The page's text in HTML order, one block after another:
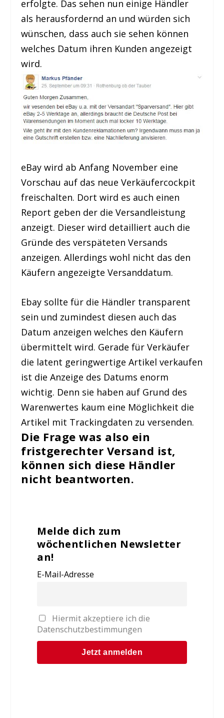
erfolgte. Das sehen nun einige Händler
als herausfordernd an und würden sich
wünschen, dass auch sie sehen können
welches Datum ihren Kunden angezeigt
wird.
eBay wird ab Anfang November eine
Vorschau auf das neue Verkäufercockpit
freischalten. Dort wird es auch einen
Report geben der die Versandleistung
anzeigt. Dieser wird detailliert auch die
Gründe des verspäteten Versands
anzeigen. Allerdings wohl nicht das den
Käufern angezeigte Versanddatum.
Ebay sollte für die Händler transparent
sein und zumindest diesen auch das
Datum anzeigen welches den Käufern
übermittelt wird. Gerade für Verkäufer
die latent geringwertige Artikel verkaufen
ist die Anzeige des Datums enorm
wichtig. Denn sie haben auf Grund des
Warenwertes kaum eine Möglichkeit die
Artikel mit Trackingdaten zu versenden.
Die Frage was also ein
fristgerechter Versand ist,
können sich diese Händler
nicht beantworten.
Melde dich zum
wöchentlichen Newsletter
an!
E-Mail-Adresse
Hiermit akzeptiere ich die
Datenschutzbestimmungen